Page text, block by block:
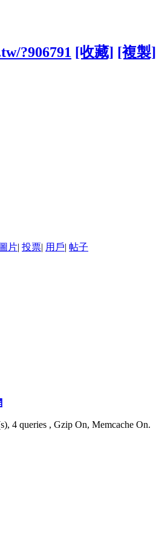
?906791 [收藏] [複製]
圖片| 投票| 用戶| 帖子
4 queries , Gzip On, Memcache On.